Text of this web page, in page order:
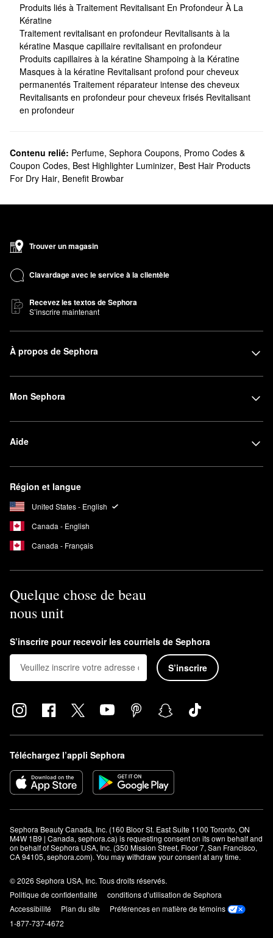
Produits liés à Traitement Revitalisant En Profondeur À La
Kératine
Traitement revitalisant en profondeur Revitalisants à la
kératine Masque capillaire revitalisant en profondeur
Produits capillaires à la kératine Shampoing à la Kératine
Masques à la kératine Revitalisant profond pour cheveux
permanentés Traitement réparateur intense des cheveux
Revitalisants en profondeur pour cheveux frisés Revitalisant
en profondeur
Contenu relié: Perfume, Sephora Coupons, Promo Codes &
Coupon Codes, Best Highlighter Luminizer, Best Hair Products
For Dry Hair, Benefit Browbar
Trouver un magasin
Clavardage avec le service à la clientèle
Recevez les textos de Sephora
S’inscrire maintenant
À propos de Sephora
Mon Sephora
Aide
Région et langue
United States - English
Canada - English
Canada - Français
Quelque chose de beau
nous unit
S’inscrire pour recevoir les courriels de Sephora
S’inscrire
Téléchargez l’appli Sephora
Sephora Beauty Canada, Inc. (160 Bloor St. East Suite 1100 Toronto, ON
M4W 1B9 | Canada, sephora.ca) is requesting consent on its own behalf and
on behalf of Sephora USA, Inc. (350 Mission Street, Floor 7, San Francisco,
CA 94105, sephora.com). You may withdraw your consent at any time.
© 2026 Sephora USA, Inc. Tous droits réservés.
Politique de confidentialité
conditions d’utilisation de Sephora
Accessibilité
Plan du site
Préférences en matière de témoins
1-877-737-4672